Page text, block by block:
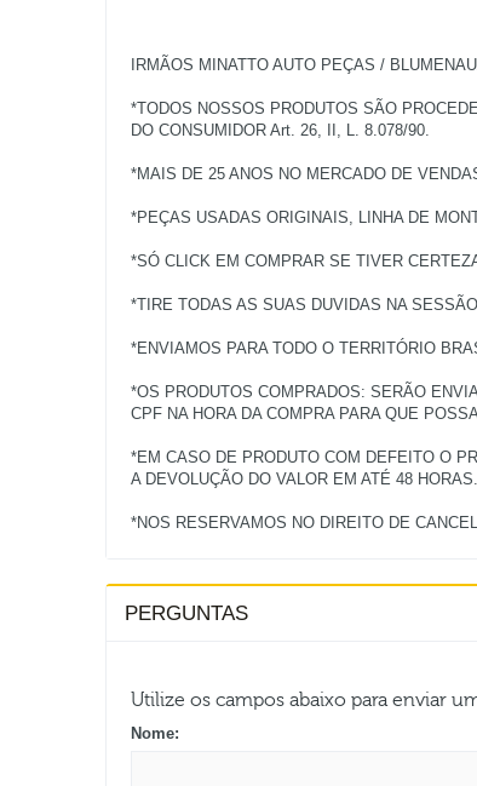
IRMÃOS MINATTO AUTO PEÇAS /
*TODOS NOSSOS PRODUTOS SÃO
DO CONSUMIDOR Art. 26, II, L. 8.078/90.
*MAIS DE 25 ANOS NO MERCADO DE
*PEÇAS USADAS ORIGINAIS, LINHA DE
*SÓ CLICK EM COMPRAR SE TIVER
*TIRE TODAS AS SUAS DUVIDAS NA
*ENVIAMOS PARA TODO O TERRITÓRIO
*OS PRODUTOS COMPRADOS: SERÃO
CPF NA HORA DA COMPRA PARA QUE
*EM CASO DE PRODUTO COM DEFEITO O
A DEVOLUÇÃO DO VALOR EM ATÉ 48 HORAS.
PERGUNTAS
Utilize os campos abaixo para enviar
Nome: